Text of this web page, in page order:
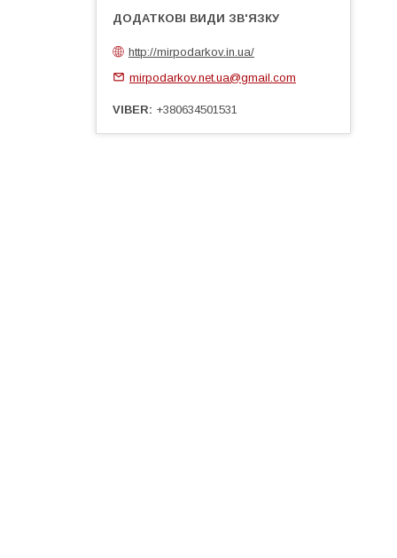
http://mirpodarkov.in.ua/
mirpodarkov.net.ua@gmail.com
VIBER +380634501531